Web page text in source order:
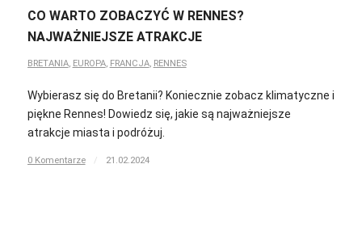
CO WARTO ZOBACZYĆ W RENNES?
NAJWAŻNIEJSZE ATRAKCJE
BRETANIA, EUROPA, FRANCJA, RENNES
Wybierasz się do Bretanii? Koniecznie zobacz klimatyczne i
piękne Rennes! Dowiedz się, jakie są najważniejsze
atrakcje miasta i podróżuj.
0 Komentarze / 21.02.2024